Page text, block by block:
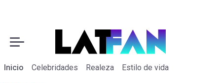
Inicio Celebridades Realeza Estilo de vida